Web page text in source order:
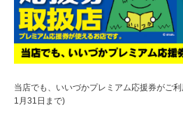
当店でも、いいづかプレミアム応援券がご
1月31日まで)